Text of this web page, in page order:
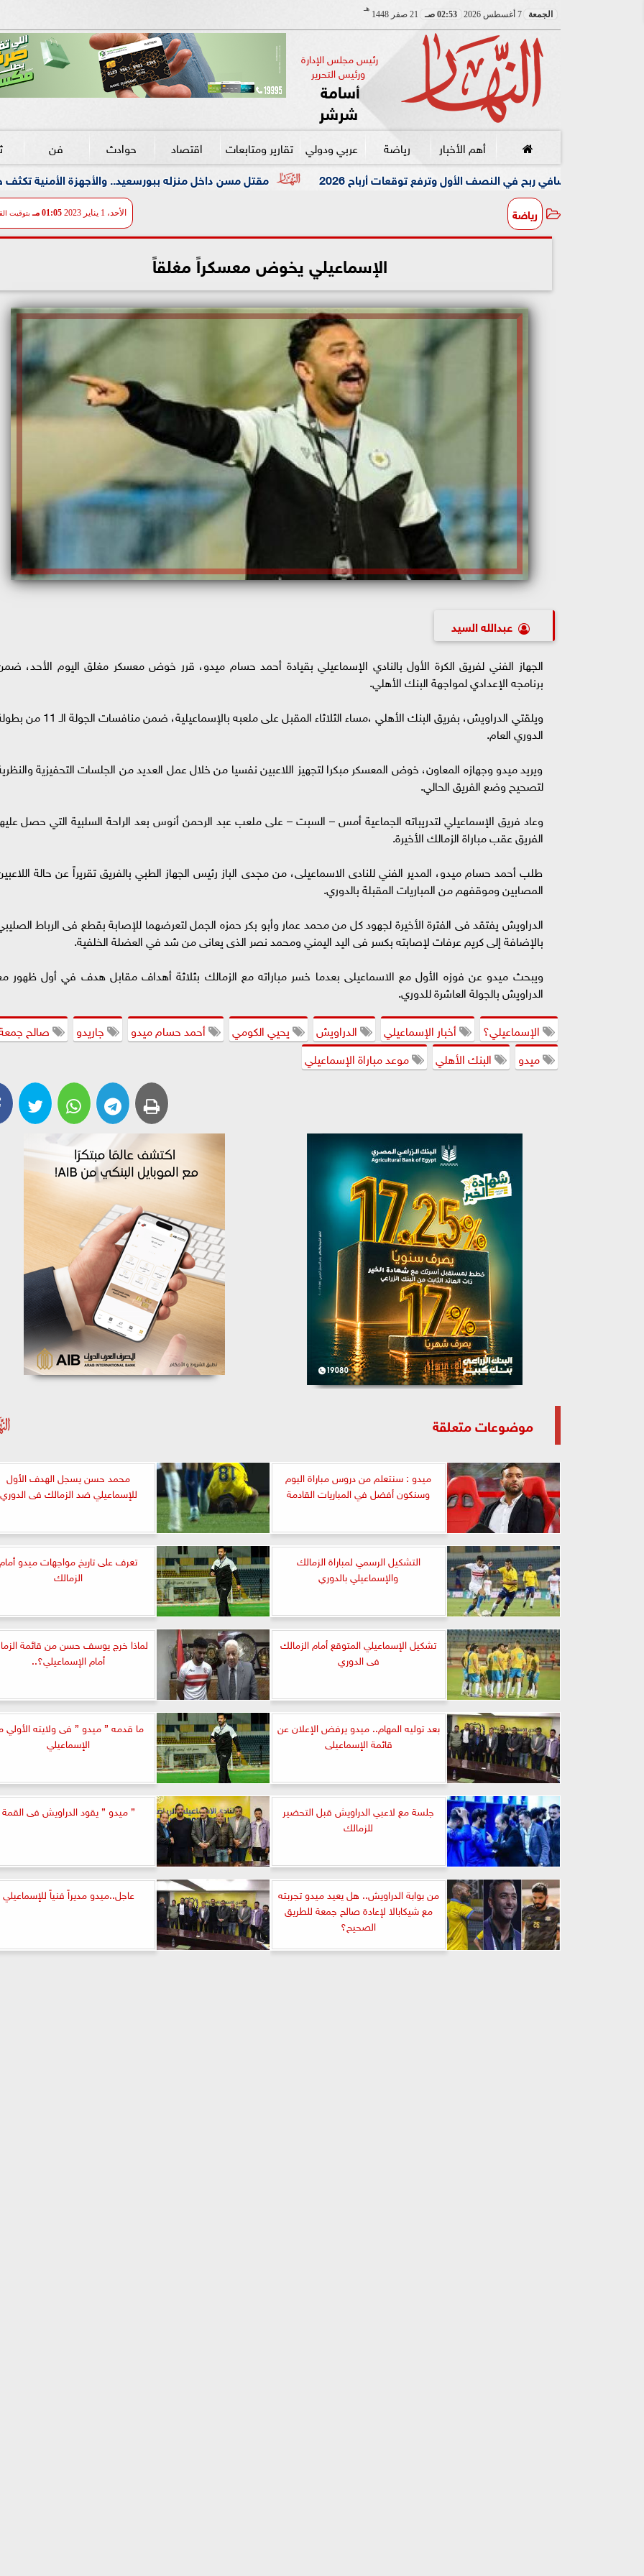
الجمعة 7 أغسطس 2026 02:53 صـ 21 صفر 1448
هـ
رئيس مجلس الإدارة
ورئيس التحرير
أسامة
شرشر
أهم الأخبار رياضة عربي ودولي تقارير ومتابعات اقتصاد حوادث فن
مقتل مسن داخل منزله ببورسعيد.. والأجهزة الأمنية تكثف جهودها لكشف
رياضة الأحد، 1 يناير 2023 01:05 مـ بتوقيت
الإسماعيلي يخوض معسكراً مغلقاً
عبدالله السيد
الجهاز الفني لفريق الكرة الأول بالنادي الإسماعيلي بقيادة أحمد حسام ميدو، قرر خوض معسكر مغلق اليوم الأحد،
برنامجه الإعدادي لمواجهة البنك الأهلي.
ويلقتي الدراويش، بفريق البنك الأهلي ،مساء الثلاثاء المقبل على ملعبه بالإسماعيلية، ضمن منافسات
الدوري العام.
ويريد ميدو وجهازه المعاون، خوض المعسكر مبكرا لتجهيز اللاعبين نفسيا من خلال عمل العديد من الجلسات التحفيزية
لتصحيح وضع الفريق الحالي.
وعاد فريق الإسماعيلي لتدريباته الجماعية أمس – السبت – على ملعب عبد الرحمن أنوس بعد الراحة السلبية التي حصل
الفريق عقب مباراة الزمالك الأخيرة.
طلب أحمد حسام ميدو، المدير الفني للنادى الاسماعيلى، من مجدى الباز رئيس الجهاز الطبي بالفريق تقريراً عن حالة
المصابين وموقفهم من المباريات المقبلة بالدوري.
الدراويش يفتقد فى الفترة الأخيرة لجهود كل من محمد عمار وأبو بكر حمزه الجمل لتعرضهما للإصابة بقطع فى الرباط
بالإضافة إلى كريم عرفات لإصابته بكسر فى اليد اليمني ومحمد نصر الذى يعانى من شد في العضلة الخلفية.
ويبحث ميدو عن فوزه الأول مع الاسماعيلى بعدما خسر مباراته مع الزمالك بثلاثة أهداف مقابل هدف في أول ظهور
الدراويش بالجولة العاشرة للدوري.
الإسماعيلي؟
أخبار الإسماعيلي الدراويش يحيي الكومي أحمد حسام ميدو جاريدو
صالح
ميدو
البنك الأهلي موعد مباراة الإسماعيلي
موضوعات متعلقة
ميدو : سنتعلم من دروس مباراة اليوم
وسنكون أفضل في المباريات القادمة
محمد حسن يسجل الهدف الأول
للإسماعيلي ضد الزمالك فى الدوري
التشكيل الرسمي لمباراة الزمالك
والإسماعيلي بالدوري
تعرف على تاريخ مواجهات ميدو أمام
الزمالك
تشكيل الإسماعيلي المتوقع أمام الزمالك
فى الدوري
لماذا خرج يوسف حسن من قائمة
أمام الإسماعيلي؟..
بعد توليه المهام.. ميدو يرفض الإعلان عن
قائمة الإسماعيلى
ما قدمه ” ميدو ” فى ولايته الأولي
الإسماعيلي
جلسة مع لاعبي الدراويش قبل التحضير
للزمالك
” ميدو ” يقود الدراويش فى القمة
من بوابة الدراويش.. هل يعيد ميدو تجربته
مع شيكابالا لإعادة صالح جمعة للطريق
الصحيح؟
عاجل..ميدو مديراً فنياً للإسماعيلي